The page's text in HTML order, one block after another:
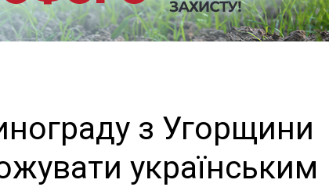
з Угорщини
українським